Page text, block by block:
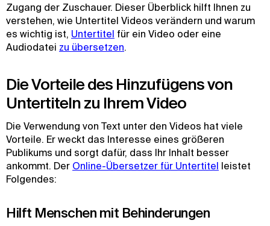
Zugang der Zuschauer. Dieser Überblick hilft Ihnen zu
verstehen, wie Untertitel Videos verändern und warum
es wichtig ist, Untertitel für ein Video oder eine
Audiodatei zu übersetzen.
Die Vorteile des Hinzufügens von
Untertiteln zu Ihrem Video
Die Verwendung von Text unter den Videos hat viele
Vorteile. Er weckt das Interesse eines größeren
Publikums und sorgt dafür, dass Ihr Inhalt besser
ankommt. Der Online-Übersetzer für Untertitel leistet
Folgendes:
Hilft Menschen mit Behinderungen